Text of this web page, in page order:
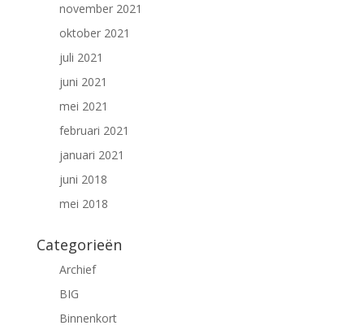
november 2021
oktober 2021
juli 2021
juni 2021
mei 2021
februari 2021
januari 2021
juni 2018
mei 2018
Categorieën
Archief
BIG
Binnenkort